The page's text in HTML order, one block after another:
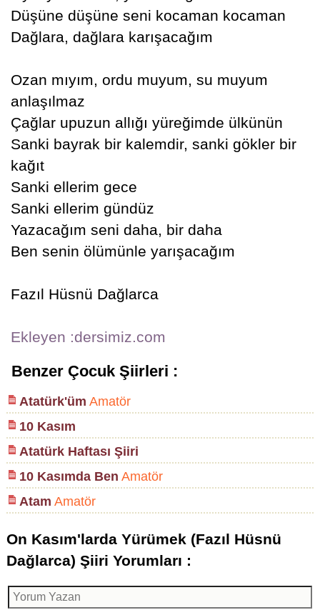
Düşüne düşüne seni kocaman kocaman
Dağlara, dağlara karışacağım
Ozan mıyım, ordu muyum, su muyum
anlaşılmaz
Çağlar upuzun allığı yüreğimde ülkünün
Sanki bayrak bir kalemdir, sanki gökler bir
kağıt
Sanki ellerim gece
Sanki ellerim gündüz
Yazacağım seni daha, bir daha
Ben senin ölümünle yarışacağım
Fazıl Hüsnü Dağlarca
Ekleyen :dersimiz.com
Benzer Çocuk Şiirleri :
Atatürk'üm Amatör
10 Kasım
Atatürk Haftası Şiiri
10 Kasımda Ben Amatör
Atam Amatör
On Kasım'larda Yürümek (Fazıl Hüsnü
Dağlarca) Şiiri Yorumları :